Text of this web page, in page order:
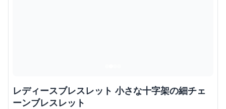
レディースブレスレット 小さな十字架の細チェ
ーンブレスレット